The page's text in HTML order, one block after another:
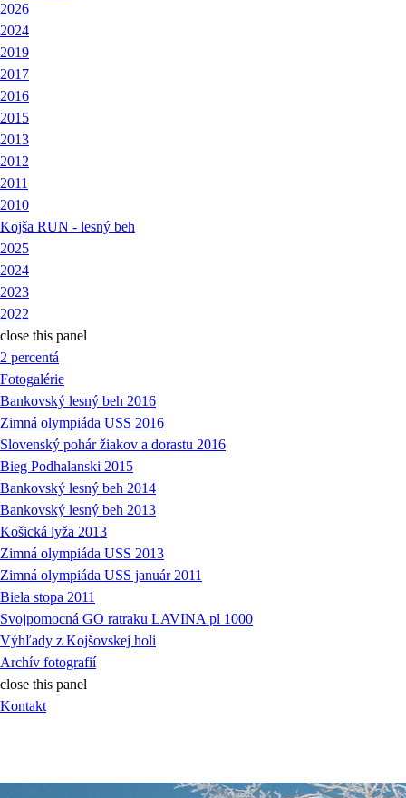
2026
2024
2019
2017
2016
2015
2013
2012
2011
2010
Kojša RUN - lesný beh
2025
2024
2023
2022
close this panel
2 percentá
Fotogalérie
Bankovský lesný beh 2016
Zimná olympiáda USS 2016
Slovenský pohár žiakov a dorastu 2016
Bieg Podhalanski 2015
Bankovský lesný beh 2014
Bankovský lesný beh 2013
Košická lyža 2013
Zimná olympiáda USS 2013
Zimná olympiáda USS január 2011
Biela stopa 2011
Svojpomocná GO ratraku LAVINA pl 1000
Výhľady z Kojšovskej holi
Archív fotografií
close this panel
Kontakt